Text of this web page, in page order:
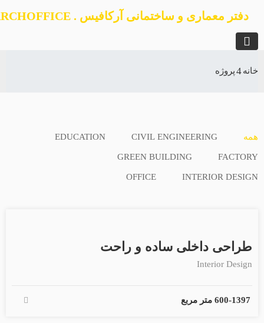
دفتر معماری و ساختمانی آرکافیس . ARCHOFFICE
پروژه
CIVIL ENGINEERING
EDUCATION
GREEN BUILDING
INTERIOR
OFFICE
طراحی داخلی ساده و راحت
Interior Design
1397
-600 متر مربع